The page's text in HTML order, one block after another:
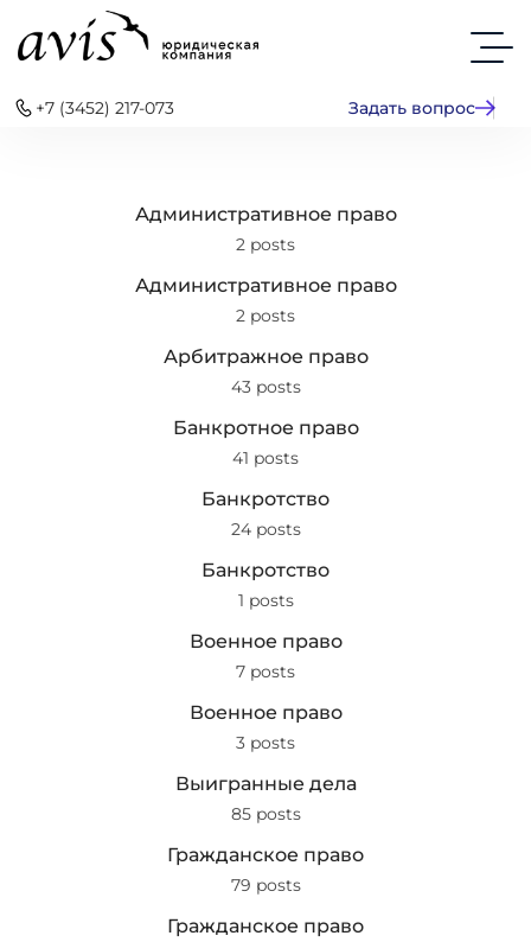
+7 (3452) 217-073 Задать вопрос
Административное право
2 posts
Административное право
2 posts
Арбитражное право
43 posts
Банкротное право
41 posts
Банкротство
24 posts
Банкротство
1 posts
Военное право
7 posts
Военное право
3 posts
Выигранные дела
85 posts
Гражданское право
79 posts
Гражданское право